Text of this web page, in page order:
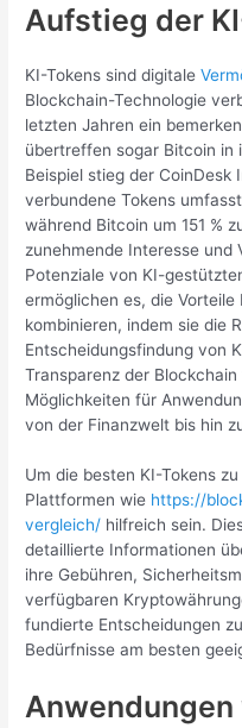
Aufstieg der
KI-Tokens sind digitale
Blockchain-Technologie
letzten Jahren ein
übertreffen sogar Bitcoin in
Beispiel stieg der CoinDesk
verbundene Tokens
während Bitcoin um 151 %
zunehmende Interesse und
Potenziale von KI-
ermöglichen es, die Vorteile
kombinieren, indem sie die
Entscheidungsfindung von
Transparenz der
Möglichkeiten für
von der Finanzwelt bis hin
Um die besten KI-Tokens
Plattformen wie https://
vergleich/ hilfreich sein.
detaillierte Informationen
ihre Gebühren,
verfügbaren
fundierte Entscheidungen
Bedürfnisse am besten
Anwendungen